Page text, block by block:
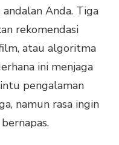
Anda. Tiga
rekomendasi
atau algoritma
ini menjaga
pengalaman
namun rasa ingin